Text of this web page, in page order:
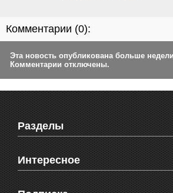
Комментарии (0):
Эта новость опубликована больше
Комментарии отключены.
Разделы
Новости Феодосии
Новости Крыма
Мировые новости
Интересное
Видео о Феодосии